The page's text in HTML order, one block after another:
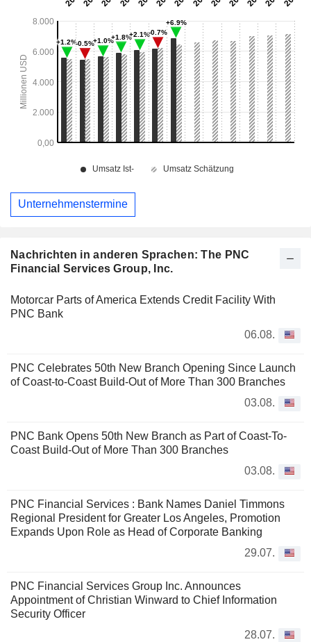
Nachrichten in anderen Sprachen: The PNC
Financial Services Group, Inc.
Motorcar Parts of America Extends Credit Facility With
PNC Bank
06.08.
PNC Celebrates 50th New Branch Opening Since Launch
of Coast-to-Coast Build-Out of More Than 300 Branches
03.08.
PNC Bank Opens 50th New Branch as Part of Coast-To-
Coast Build-Out of More Than 300 Branches
03.08.
PNC Financial Services : Bank Names Daniel Timmons
Regional President for Greater Los Angeles, Promotion
Expands Upon Role as Head of Corporate Banking
29.07.
PNC Financial Services Group Inc. Announces
Appointment of Christian Winward to Chief Information
Security Officer
28.07.
Unternehmenstermine